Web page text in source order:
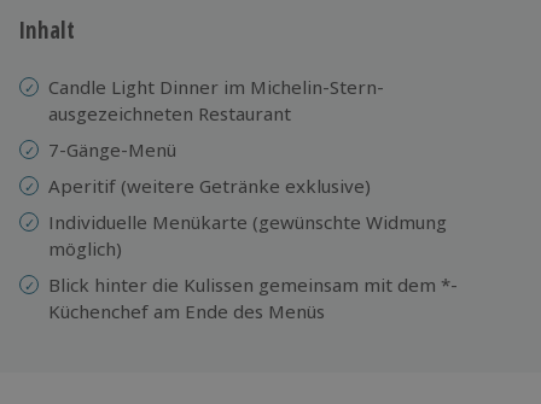
3 Jahre gültig & verlängerbar.
Inhalt
Candle Light Dinner im Michelin-Stern-
ausgezeichneten Restaurant
7-Gänge-Menü
Aperitif (weitere Getränke exklusive)
Individuelle Menükarte (gewünschte Widmung
möglich)
Blick hinter die Kulissen gemeinsam mit dem *-
Küchenchef am Ende des Menüs